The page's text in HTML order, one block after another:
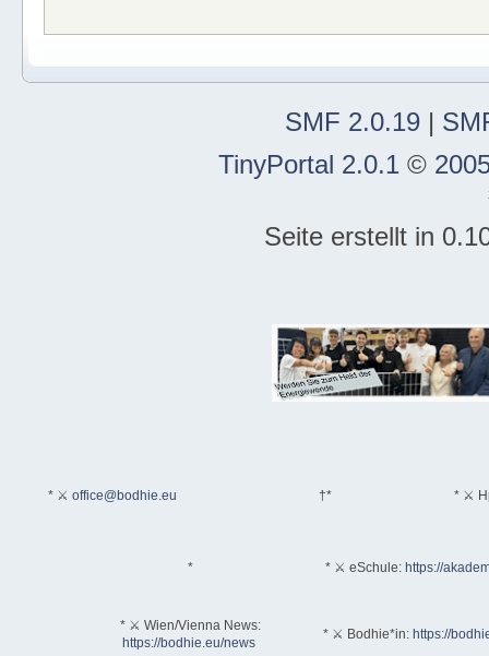
SMF 2.0.19|
TinyPortal 2.0.1©
Seite erstellt in
* ⚔ office@bodhie.eu †* * ⚔
* * ⚔ eSchule: https://
* ⚔ Wien/Vienna News:
https://bodhie.eu/news
* ⚔ Bodhie*in: https://